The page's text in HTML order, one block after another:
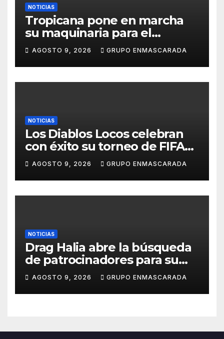
NOTICIAS
Tropicana pone en marcha
su maquinaria para el
Carnaval 2027 con los
primeros ensayos de Lucas
Darias
AGOSTO 9, 2026 GRUPO ENMASCARADA
NOTICIAS
Los Diablos Locos celebran
con éxito su torneo de FIFA
durante el verano
AGOSTO 9, 2026 GRUPO ENMASCARADA
NOTICIAS
Drag Halia abre la búsqueda
de patrocinadores para su
participación en el Carnaval
de Las Palmas de Gran
Canaria 2027
AGOSTO 9, 2026 GRUPO ENMASCARADA